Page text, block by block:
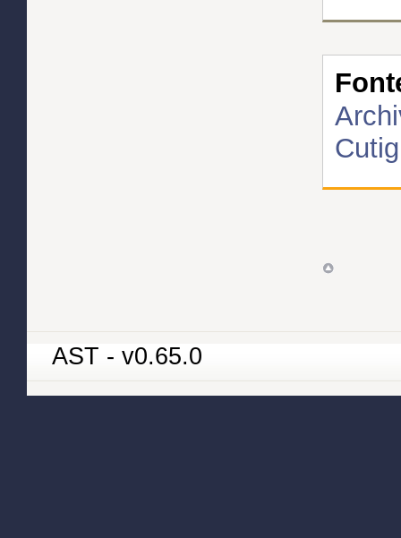
AST - v0.65.0